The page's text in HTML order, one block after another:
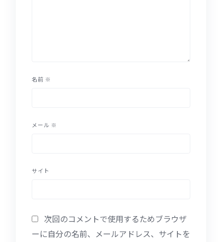
名前 ※
メール ※
サイト
次回のコメントで使用するためブラウザ
ーに自分の名前、メールアドレス、サイトを